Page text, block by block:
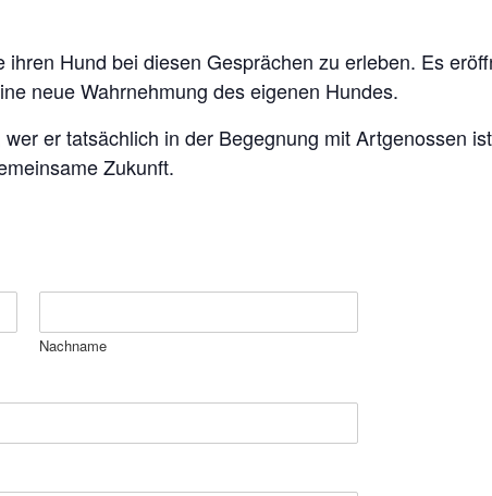
Hund bei diesen Gesprächen zu erleben. Es
neue Wahrnehmung des eigenen Hundes.
er tatsächlich in der Begegnung mit Artgenossen
Zukunft.
Nachname